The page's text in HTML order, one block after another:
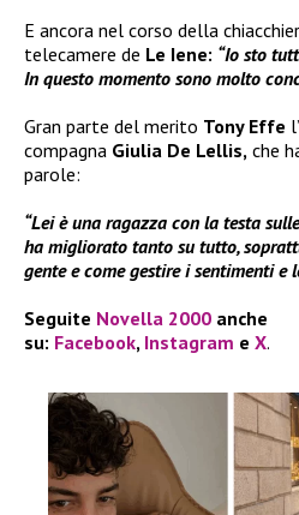
E ancora nel corso della
telecamere de Le Iene: “Io sto
In questo momento sono molto
Gran parte del merito Tony Effe
compagna Giulia De Lellis, che
parole:
“Lei è una ragazza con la testa
ha migliorato tanto su tutto,
gente e come gestire i sentimenti e
Seguite Novella 2000 anche
su: Facebook, Instagram e X.